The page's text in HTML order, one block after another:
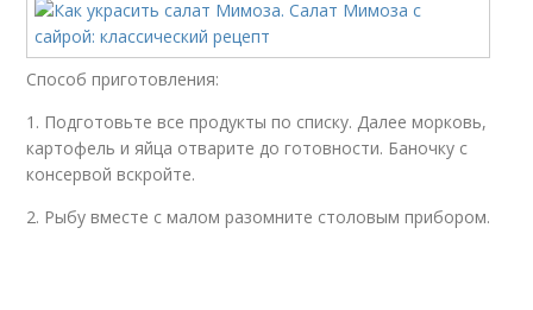
Способ приготовления:
1. Подготовьте все продукты по списку. Далее морковь,
картофель и яйца отварите до готовности. Баночку с
консервой вскройте.
2. Рыбу вместе с малом разомните столовым прибором.